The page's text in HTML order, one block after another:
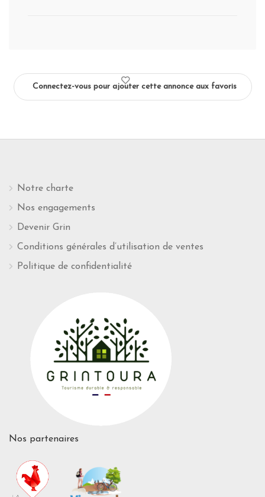
Connectez-vous pour ajouter cette annonce aux favoris
Notre charte
Nos engagements
Devenir Grin
Conditions générales d’utilisation de ventes
Politique de confidentialité
Nos partenaires